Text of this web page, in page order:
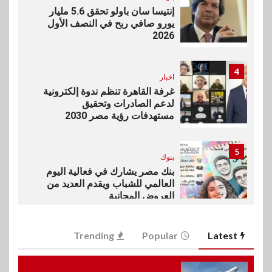
إنتيسا سان باولو تحقق 5.6 مليار
يورو صافي ربح في النصف الأول
2026
4
اخبار
غرفة القاهرة تنظم ندوة إلكترونية
لدعم الصادرات وتحقيق
مستهدفات رؤية مصر 2030
5
بنوك
بنك مصر يشارك في فعالية اليوم
العالمي للشباب ويقدم العديد من
العروض المجانية
6
بنوك
بنك QNB مصر يعزز جاهزية
Latest
Popular
Trending